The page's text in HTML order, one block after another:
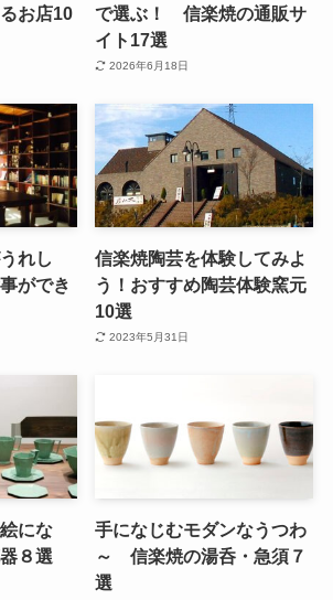
お店10
で選ぶ！ 信楽焼の通販サ
イト17選
2026年6月18日
れし
ができ
信楽焼陶芸を体験してみよ
う！おすすめ陶芸体験窯元
10選
2023年5月31日
にな
８選
手になじむモダンなうつわ
～ 信楽焼の湯呑・急須７
選